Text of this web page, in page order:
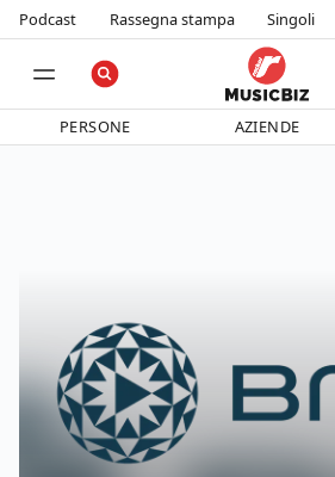
Podcast Rassegna stampa Singoli
PERSONE AZIENDE